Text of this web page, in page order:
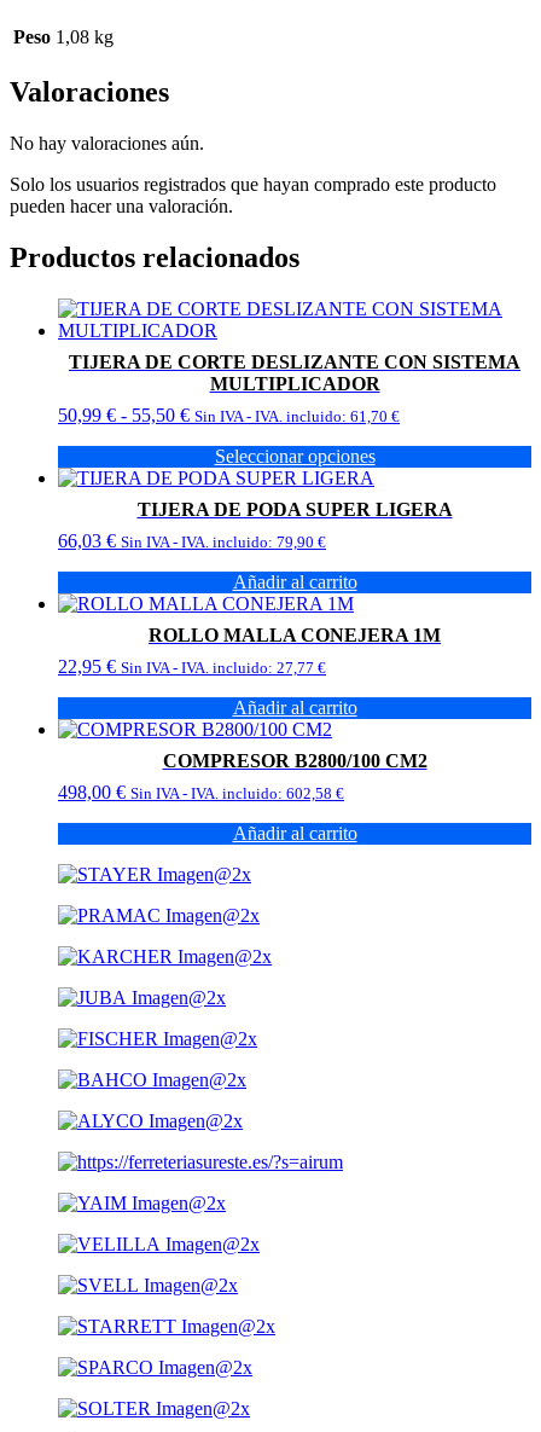
Peso 1,08 kg
Valoraciones
No hay valoraciones aún.
Solo los usuarios registrados que hayan comprado este producto
pueden hacer una valoración.
Productos relacionados
TIJERA DE CORTE DESLIZANTE CON SISTEMA
MULTIPLICADOR
50,99 € - 55,50 €Rango
precios:
desde
50,99 €
hasta
55,50 €
Sin IVA - IVA. incluido: 61,70 €
Seleccionar opciones
Este
múltiples
opciones
elegir
en
la
página
producto
TIJERA DE PODA SUPER LIGERA
66,03 € Sin IVA - IVA. incluido: 79,90 €
Añadir al carrito
ROLLO MALLA CONEJERA 1M
22,95 € Sin IVA - IVA. incluido: 27,77 €
Añadir al carrito
COMPRESOR B2800/100 CM2
498,00 € Sin IVA - IVA. incluido: 602,58 €
Añadir al carrito